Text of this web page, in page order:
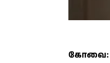
கோவை: